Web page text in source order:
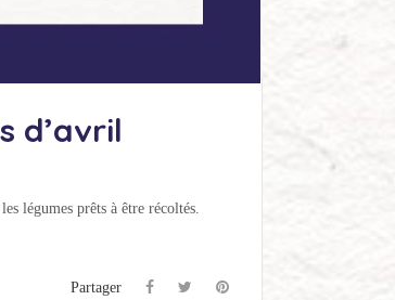
d’avril
légumes prêts à être récoltés.
Partager